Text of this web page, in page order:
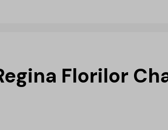
Florilor